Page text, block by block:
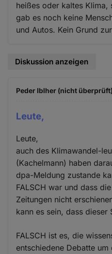
heißes oder kaltes Klima,
gab es noch keine
und Autos. Kein Grund
Diskussion anzeigen
Peder Iblher (nicht überprüft)
Leute,
Leute,
auch des Klimawandel-
(Kachelmann) haben
dpa-Meldung zustande
FALSCH war und dass
Zeitungen nicht
kann es sein, dass
FALSCH ist es, die
entschiedene Debatte